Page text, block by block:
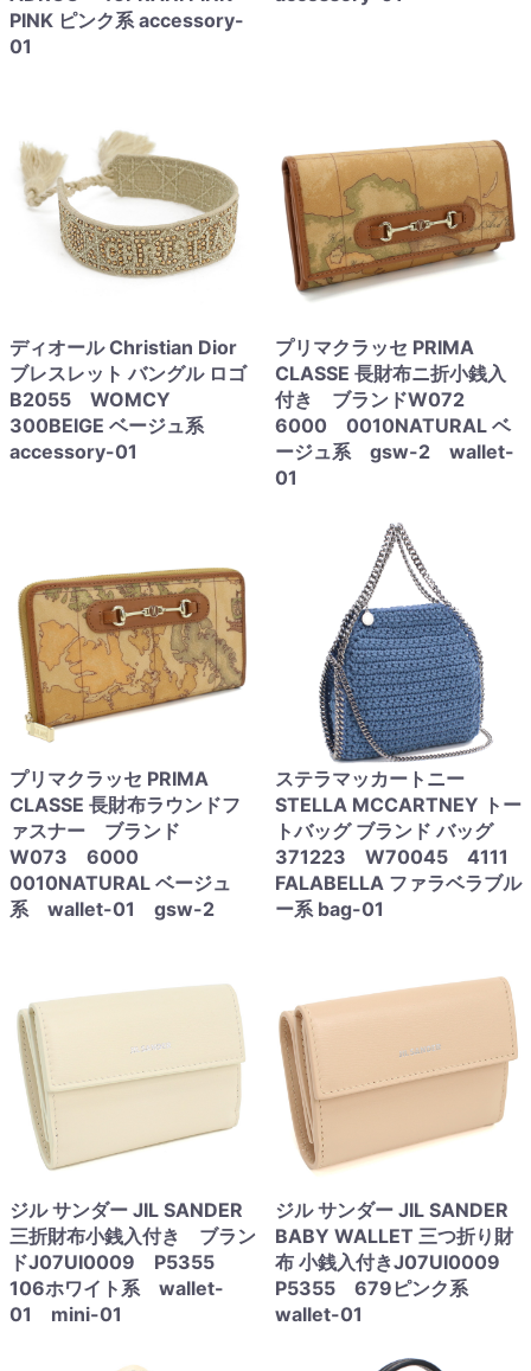
PINK ピンク系 accessory-
01
ディオール Christian Dior
ブレスレット バングル ロゴ
B2055 WOMCY
300BEIGE ベージュ系
accessory-01
プリマクラッセ PRIMA
CLASSE 長財布ニ折小銭入
付き ブランドW072
6000 0010NATURAL ベ
ージュ系 gsw-2 wallet-
01
プリマクラッセ PRIMA
CLASSE 長財布ラウンドフ
ァスナー ブランド
W073 6000
0010NATURAL ベージュ
系 wallet-01 gsw-2
ステラマッカートニー
STELLA MCCARTNEY トー
トバッグ ブランド バッグ
371223 W70045 4111
FALABELLA ファラベラブル
ー系 bag-01
ジル サンダー JIL SANDER
三折財布小銭入付き ブラン
ドJ07UI0009 P5355
106ホワイト系 wallet-
01 mini-01
ジル サンダー JIL SANDER
BABY WALLET 三つ折り財
布 小銭入付きJ07UI0009
P5355 679ピンク系
wallet-01